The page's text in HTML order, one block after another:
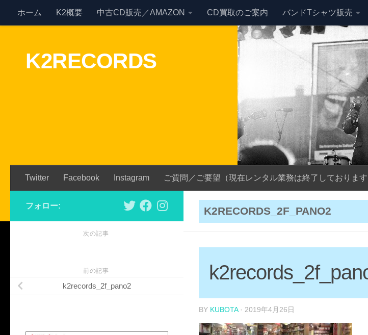
Skip to content
ホーム K2概要 中古CD販売／AMAZON CD買取のご案内 バンドTシャツ販売
K2RECORDS
Twitter Facebook Instagram ご質問／ご要望（現在レンタル業務は終了しております
K2RECORDS_2F_PANO2
BY KUBOTA · 2019年4月26日
フォロー:
次の記事
前の記事
k2records_2f_pano2